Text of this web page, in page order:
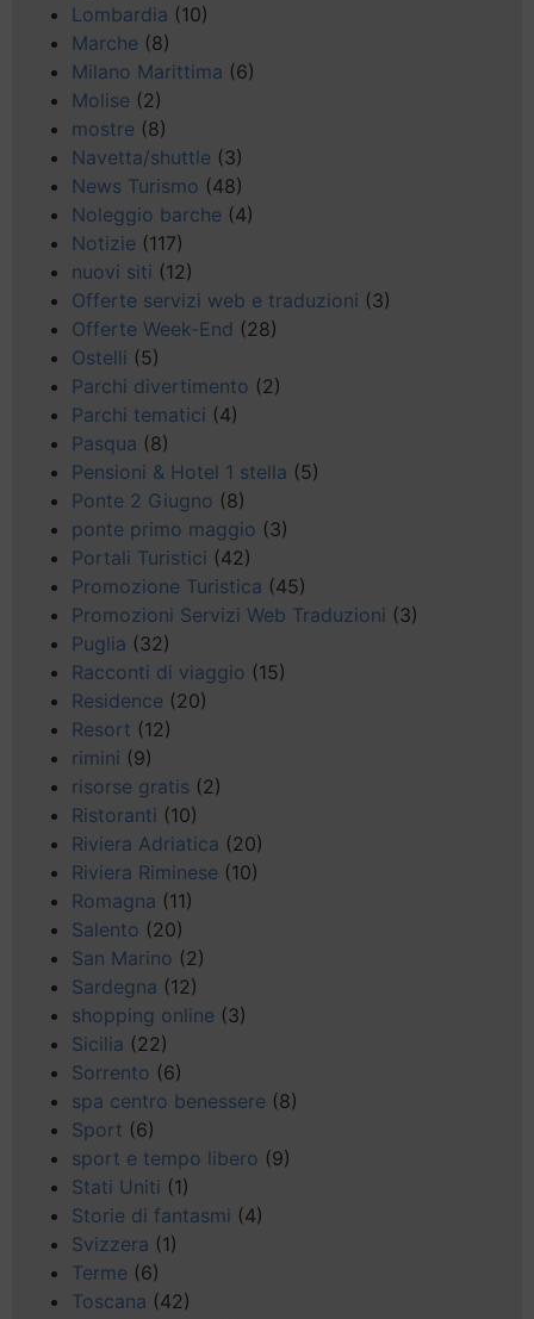
Lombardia (10)
Marche (8)
Milano Marittima (6)
Molise (2)
mostre (8)
Navetta/shuttle (3)
News Turismo (48)
Noleggio barche (4)
Notizie (117)
nuovi siti (12)
Offerte servizi web e traduzioni (3)
Offerte Week-End (28)
Ostelli (5)
Parchi divertimento (2)
Parchi tematici (4)
Pasqua (8)
Pensioni & Hotel 1 stella (5)
Ponte 2 Giugno (8)
ponte primo maggio (3)
Portali Turistici (42)
Promozione Turistica (45)
Promozioni Servizi Web Traduzioni (3)
Puglia (32)
Racconti di viaggio (15)
Residence (20)
Resort (12)
rimini (9)
risorse gratis (2)
Ristoranti (10)
Riviera Adriatica (20)
Riviera Riminese (10)
Romagna (11)
Salento (20)
San Marino (2)
Sardegna (12)
shopping online (3)
Sicilia (22)
Sorrento (6)
spa centro benessere (8)
Sport (6)
sport e tempo libero (9)
Stati Uniti (1)
Storie di fantasmi (4)
Svizzera (1)
Terme (6)
Toscana (42)